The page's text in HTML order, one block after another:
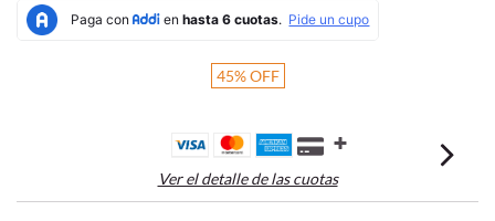
45%OFF
Ver el detalle de las cuotas